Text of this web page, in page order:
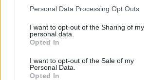
Please note that this website/app uses one
not limited to your visit or usage behaviour.
grant or deny consent to Google and its
use your data for below specified purposes
consent section.
Personal Data Processing Opt Outs
I want to opt-out of the Sharing of my
personal data.
Opted In
I want to opt-out of the Sale of my
Personal Data.
Opted In
Aki nem tapsolt, lázasan fotózott.